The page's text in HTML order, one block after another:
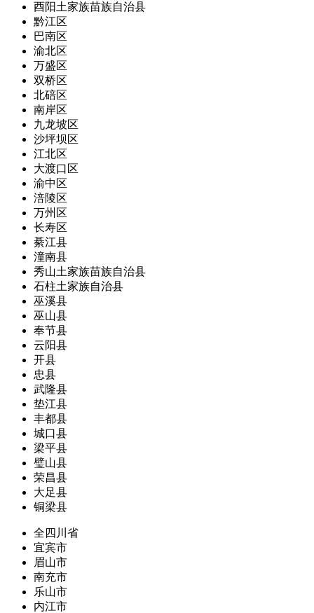
酉阳土家族苗族自治县
黔江区
巴南区
渝北区
万盛区
双桥区
北碚区
南岸区
九龙坡区
沙坪坝区
江北区
大渡口区
渝中区
涪陵区
万州区
长寿区
綦江县
潼南县
秀山土家族苗族自治县
石柱土家族自治县
巫溪县
巫山县
奉节县
云阳县
开县
忠县
武隆县
垫江县
丰都县
城口县
梁平县
璧山县
荣昌县
大足县
铜梁县
全四川省
宜宾市
眉山市
南充市
乐山市
内江市